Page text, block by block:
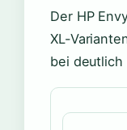
Der HP
XL-
bei deutlich